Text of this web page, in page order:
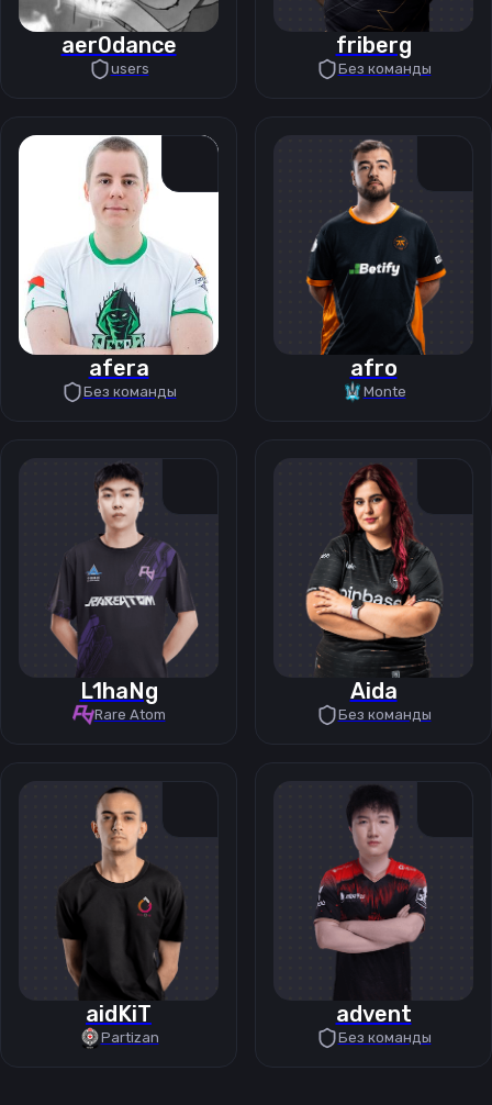
aer0dance
users
friberg
Без команды
afera
Без команды
afro
Monte
L1haNg
Rare Atom
Aida
Без команды
aidKiT
Partizan
advent
Без команды